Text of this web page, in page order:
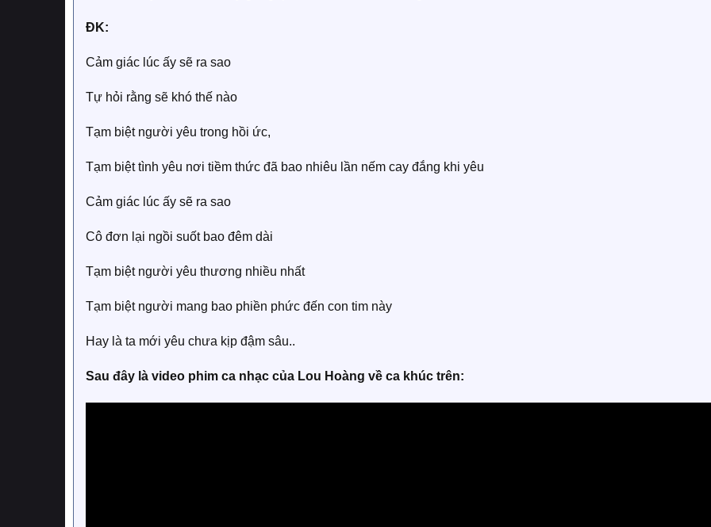
ĐK:
Cảm giác lúc ấy sẽ ra sao
Tự hỏi rằng sẽ khó thế nào
Tạm biệt người yêu trong hồi ức,
Tạm biệt tình yêu nơi tiềm thức đã bao nhiêu lần nếm cay đắng khi yêu
Cảm giác lúc ấy sẽ ra sao
Cô đơn lại ngồi suốt bao đêm dài
Tạm biệt người yêu thương nhiều nhất
Tạm biệt người mang bao phiền phức đến con tim này
Hay là ta mới yêu chưa kịp đậm sâu..
Sau đây là video phim ca nhạc của Lou Hoàng về ca khúc trên: